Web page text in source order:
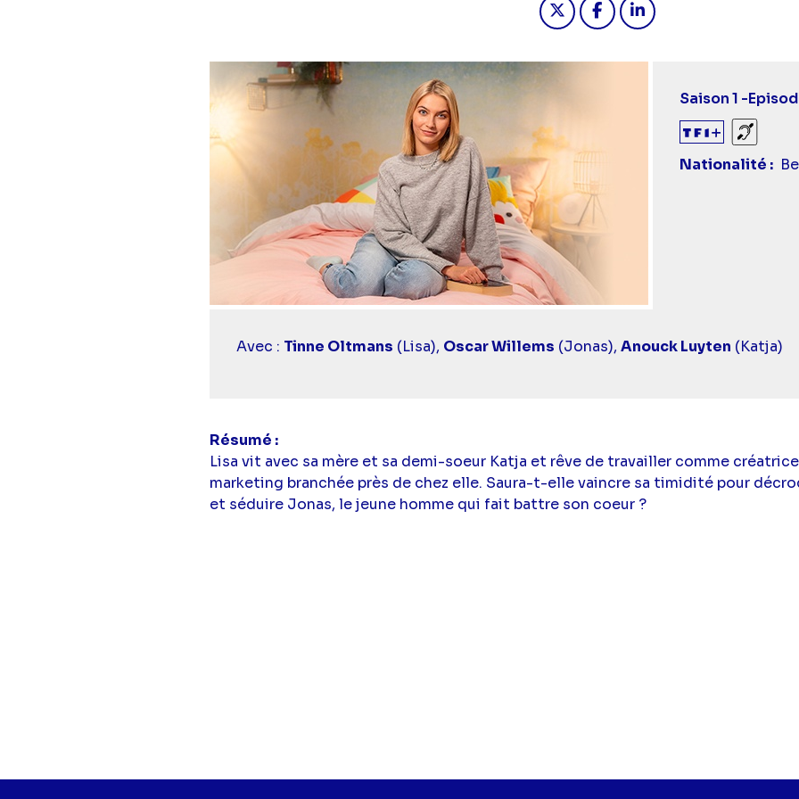
Saison 1 -
Sourds
Nationalité
Casting
Avec : Tinne Oltmans (Lisa), Oscar Willems (Jonas), Anouck Luyten (Katja)
Résumé
Lisa vit avec sa mère et sa demi-soeur Katja et rêve de travailler comme
marketing branchée près de chez elle. Saura-t-elle vaincre sa timidité pour
et séduire Jonas, le jeune homme qui fait battre son coeur ?